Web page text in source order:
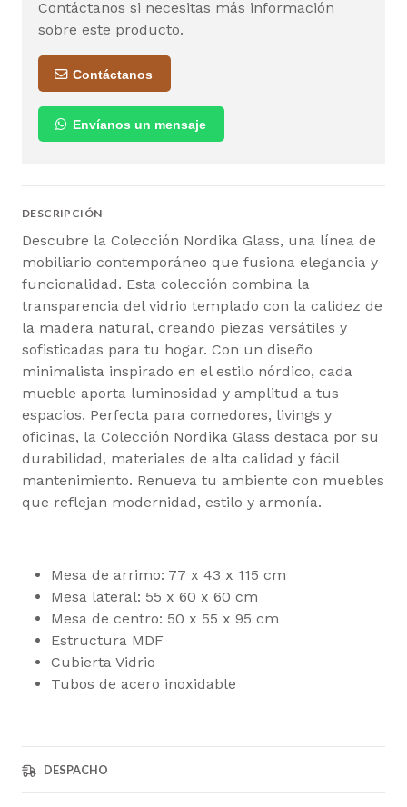
Contáctanos si necesitas más información
sobre este producto.
Contáctanos
Envíanos un mensaje
DESCRIPCIÓN
Descubre la Colección Nordika Glass, una línea de
mobiliario contemporáneo que fusiona elegancia y
funcionalidad. Esta colección combina la
transparencia del vidrio templado con la calidez de
la madera natural, creando piezas versátiles y
sofisticadas para tu hogar. Con un diseño
minimalista inspirado en el estilo nórdico, cada
mueble aporta luminosidad y amplitud a tus
espacios. Perfecta para comedores, livings y
oficinas, la Colección Nordika Glass destaca por su
durabilidad, materiales de alta calidad y fácil
mantenimiento. Renueva tu ambiente con muebles
que reflejan modernidad, estilo y armonía.
Mesa de arrimo: 77 x 43 x 115 cm
Mesa lateral: 55 x 60 x 60 cm
Mesa de centro: 50 x 55 x 95 cm
Estructura MDF
Cubierta Vidrio
Tubos de acero inoxidable
DESPACHO